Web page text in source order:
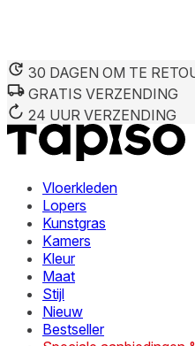
30 DAGEN OM TE
GRATIS VERZENDING
24 UUR VERZENDING
Vloerkleden
Lopers
Kunstgras
Kamers
Kleur
Maat
Stijl
Nieuw
Bestseller
We gebruiken
deze informatie
diensten.
Noodzakelijk
Noodzakelijke
verandert, zoals